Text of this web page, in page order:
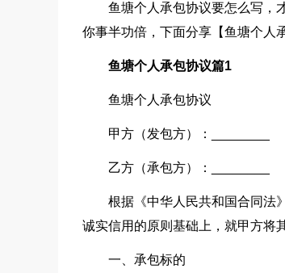
鱼塘个人承包协议要怎么写，
你事半功倍，下面分享【鱼塘个人
鱼塘个人承包协议篇1
鱼塘个人承包协议
甲方（发包方）：________
乙方（承包方）：________
根据《中华人民共和国合同法
诚实信用的原则基础上，就甲方将
一、承包标的